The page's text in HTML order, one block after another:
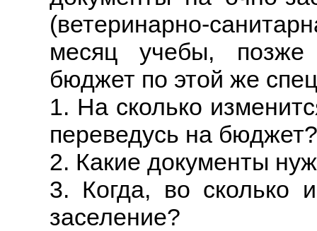
(ветеринарно-
месяц учебы, позже
бюджет по этой же
1. На сколько
переведусь на
2. Какие документы
3. Когда, во сколько
заселение?